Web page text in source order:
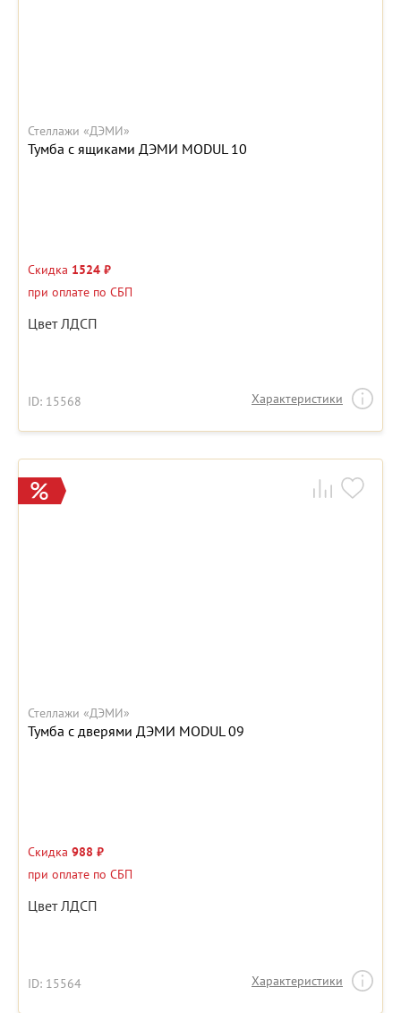
Стеллажи «ДЭМИ»
Тумба с ящиками ДЭМИ MODUL 10
Скидка 1524 ₽
при оплате по СБП
Цвет ЛДСП
ID: 15568 Характеристики
Стеллажи «ДЭМИ»
Тумба с дверями ДЭМИ MODUL 09
Скидка 988 ₽
при оплате по СБП
Цвет ЛДСП
ID: 15564 Характеристики